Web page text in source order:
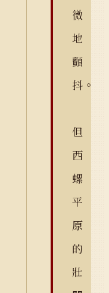
微
地
顫
抖。
但
西
螺
平
原
的
壯